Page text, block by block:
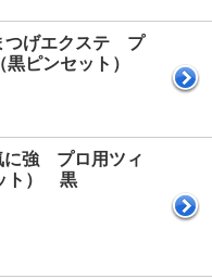
げエクステ プ
黒ピンセット）
に強 プロ用ツィ
ト） 黒